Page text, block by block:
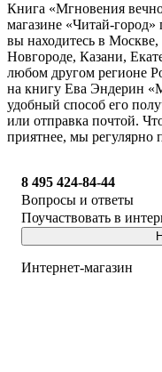
Книга «Мгновения
магазине «Читай-
вы находитесь в
Новгороде, Казани,
любом другом регионе
на книгу Ева Эндерин
удобный способ его
или отправка почтой.
приятнее, мы регулярно
8 495 424-84-44
Вопросы и ответы
Поучаствовать в
Интернет-магазин